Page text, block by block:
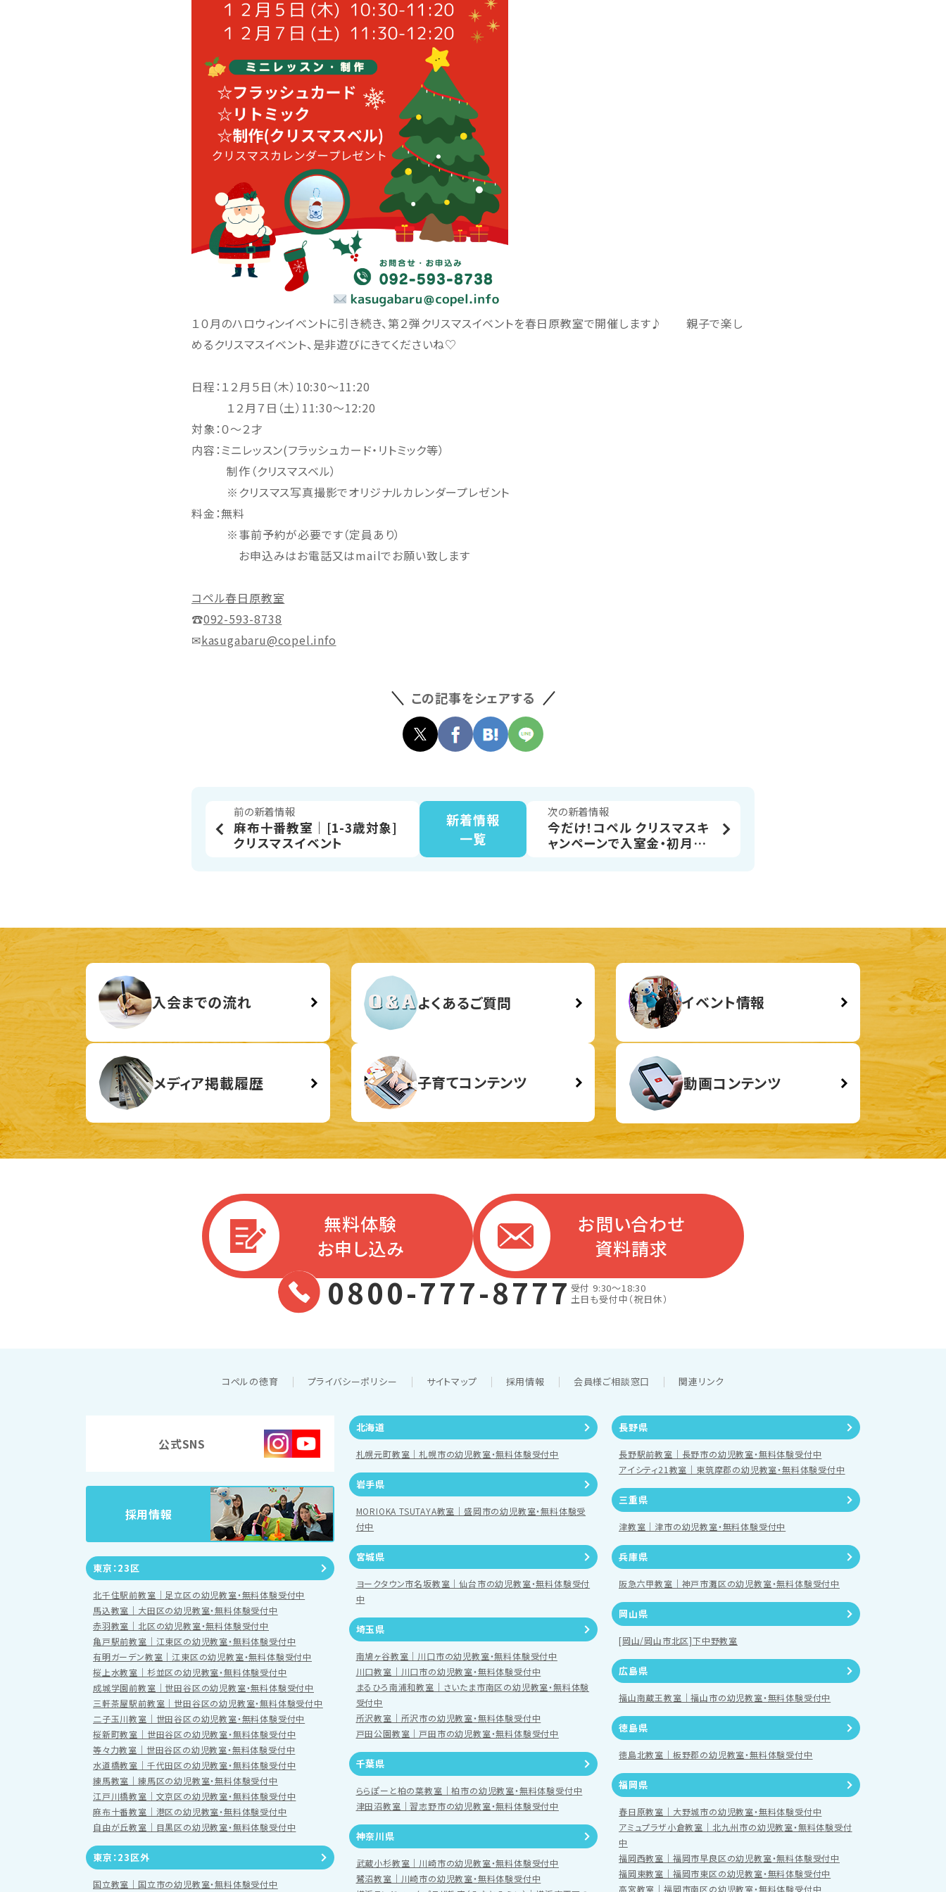
１０月のハロウィンイベントに引き続き、第２弾クリスマスイベントを春日原教室で開催します♪ 親子で楽し
めるクリスマスイベント、是非遊びにきてくださいね♡
日程：１２月５日（木）10:30～11:20
１２月７日（土）11:30～12:20
対象：０～２才
内容：ミニレッスン(フラッシュカード・リトミック等）
制作（クリスマスベル）
※クリスマス写真撮影でオリジナルカレンダープレゼント
料金：無料
※事前予約が必要です（定員あり）
お申込みはお電話又はmailでお願い致します
コペル春日原教室
☎092-593-8738
✉kasugabaru@copel.info
この記事をシェアする
前の新着情報
麻布十番教室│[1-3歳対象]
クリスマスイベント
新着情報
一覧
次の新着情報
今だけ！コペル クリスマスキ
ャンペーンで入室金・初月月
入会までの流れ よくあるご質問 イベント情報
メディア掲載履歴 子育てコンテンツ 動画コンテンツ
無料体験
お申し込み
お問い合わせ
資料請求
0800-777-8777受付 9:30～18:30
土日も受付中（祝日休）
コペルの徳育 プライバシーポリシー サイトマップ 採用情報 会員様ご相談窓口 関連リンク
公式SNS
採用情報
東京：23区
北千住駅前教室｜足立区の幼児教室・無料体験受付中
馬込教室｜大田区の幼児教室・無料体験受付中
赤羽教室｜北区の幼児教室・無料体験受付中
亀戸駅前教室｜江東区の幼児教室・無料体験受付中
有明ガーデン教室｜江東区の幼児教室・無料体験受付中
桜上水教室｜杉並区の幼児教室・無料体験受付中
成城学園前教室｜世田谷区の幼児教室・無料体験受付中
三軒茶屋駅前教室｜世田谷区の幼児教室・無料体験受付中
二子玉川教室｜世田谷区の幼児教室・無料体験受付中
桜新町教室｜世田谷区の幼児教室・無料体験受付中
等々力教室｜世田谷区の幼児教室・無料体験受付中
水道橋教室｜千代田区の幼児教室・無料体験受付中
練馬教室｜練馬区の幼児教室・無料体験受付中
江戸川橋教室｜文京区の幼児教室・無料体験受付中
麻布十番教室｜港区の幼児教室・無料体験受付中
自由が丘教室｜目黒区の幼児教室・無料体験受付中
東京：23区外
国立教室｜国立市の幼児教室・無料体験受付中
北海道
札幌元町教室｜札幌市の幼児教室・無料体験受付中
岩手県
MORIOKA TSUTAYA教室｜盛岡市の幼児教室・無料体験受
付中
宮城県
ヨークタウン市名坂教室｜仙台市の幼児教室・無料体験受付
中
埼玉県
南鳩ヶ谷教室｜川口市の幼児教室・無料体験受付中
川口教室｜川口市の幼児教室・無料体験受付中
まるひろ南浦和教室｜さいたま市南区の幼児教室・無料体験
受付中
所沢教室｜所沢市の幼児教室・無料体験受付中
戸田公園教室｜戸田市の幼児教室・無料体験受付中
千葉県
ららぽーと柏の葉教室｜柏市の幼児教室・無料体験受付中
津田沼教室｜習志野市の幼児教室・無料体験受付中
神奈川県
武蔵小杉教室｜川崎市の幼児教室・無料体験受付中
鷺沼教室｜川崎市の幼児教室・無料体験受付中
長野県
長野駅前教室｜長野市の幼児教室・無料体験受付中
アイシティ21教室｜東筑摩郡の幼児教室・無料体験受付中
三重県
津教室｜津市の幼児教室・無料体験受付中
兵庫県
阪急六甲教室｜神戸市灘区の幼児教室・無料体験受付中
岡山県
[岡山/岡山市北区]下中野教室
広島県
福山南蔵王教室｜福山市の幼児教室・無料体験受付中
徳島県
徳島北教室｜板野郡の幼児教室・無料体験受付中
福岡県
春日原教室｜大野城市の幼児教室・無料体験受付中
アミュプラザ小倉教室｜北九州市の幼児教室・無料体験受付
中
福岡西教室｜福岡市早良区の幼児教室・無料体験受付中
福岡東教室｜福岡市東区の幼児教室・無料体験受付中
高宮教室｜福岡市南区の幼児教室・無料体験受付中